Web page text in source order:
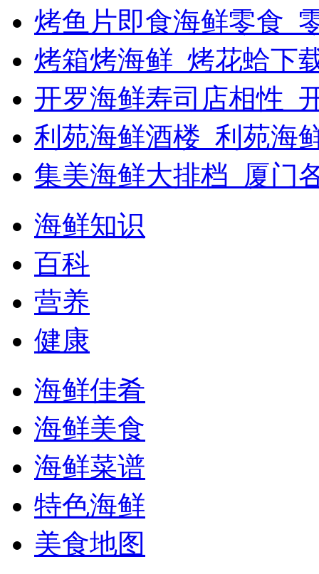
烤鱼片即食海鲜零食_
烤箱烤海鲜_烤花蛤下
开罗海鲜寿司店相性_
利苑海鲜酒楼_利苑海
集美海鲜大排档_厦门
海鲜知识
百科
营养
健康
海鲜佳肴
海鲜美食
海鲜菜谱
特色海鲜
美食地图